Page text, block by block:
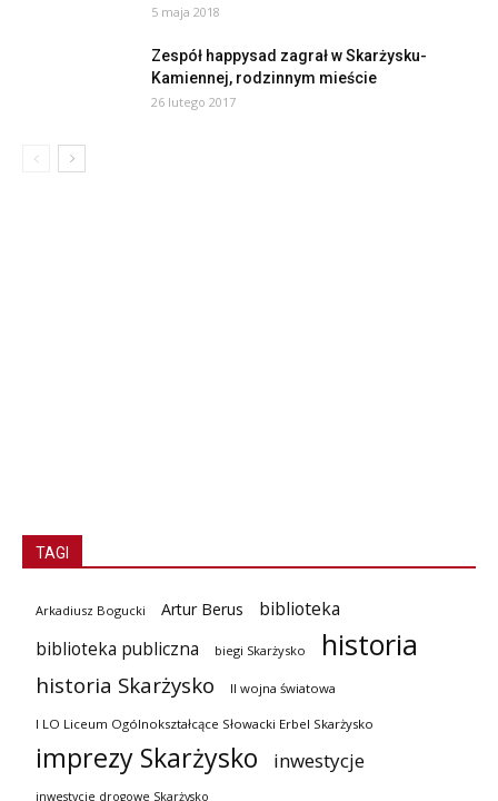
5 maja 2018
Zespół happysad zagrał w Skarżysku-
Kamiennej, rodzinnym mieście
26 lutego 2017
TAGI
Arkadiusz Bogucki Artur Berus
biblioteka
biblioteka publiczna
biegi Skarżysko historia
historia Skarżysko II wojna światowa
I LO Liceum Ogólnokształcące Słowacki Erbel Skarżysko
imprezy Skarżysko inwestycje
inwestycje drogowe Skarżysko